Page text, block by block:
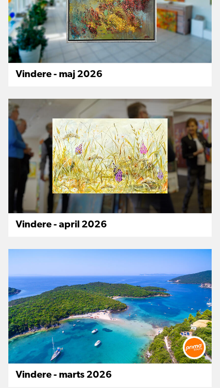
Vindere - maj 2026
Vindere - april 2026
Vindere - marts 2026